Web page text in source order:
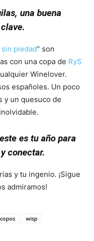
una buena
piedad” son
con una copa de RyS
Winelover.
españoles. Un poco
y un quesuco de
es tu año para
conectar.
y tu ingenio. ¡Sigue
admiramos!
wisp